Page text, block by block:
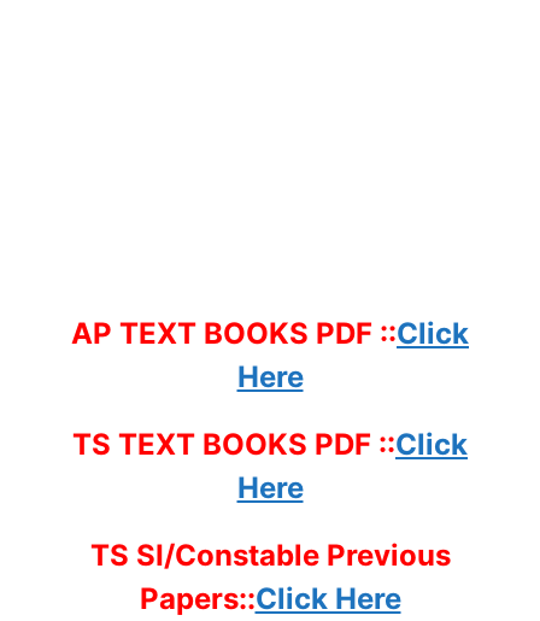
AP TEXT BOOKS PDF ::Click
Here
TS TEXT BOOKS PDF ::Click
Here
TS SI/Constable Previous
Papers::Click Here